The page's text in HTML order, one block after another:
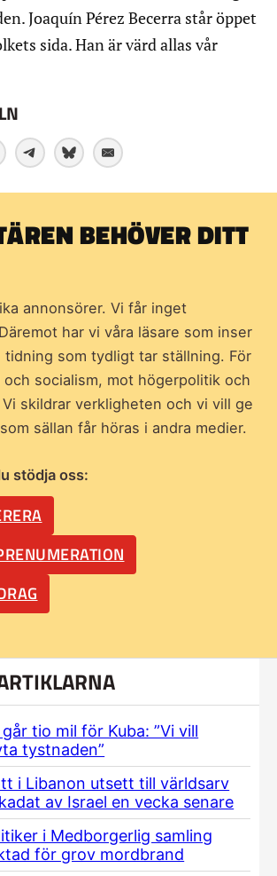
Joaquín Pérez Becerra står öppet
sida. Han är värd allas vår
BEHÖVER DITT
annonsörer. Vi får inget
har vi våra läsare som inser
tidning som tydligt tar ställning. För
socialism, mot högerpolitik och
skildrar verkligheten och vi vill ge
sällan får höras i andra medier.
stödja oss:
går tio mil för Kuba: ”Vi vill
tystnaden”
i Libanon utsett till världsarv
av Israel en vecka senare
i Medborgerlig samling
för grov mordbrand